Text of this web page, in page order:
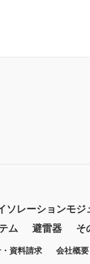
ソレーションモジ
ム
避雷器 そ
資料請求 会社概要